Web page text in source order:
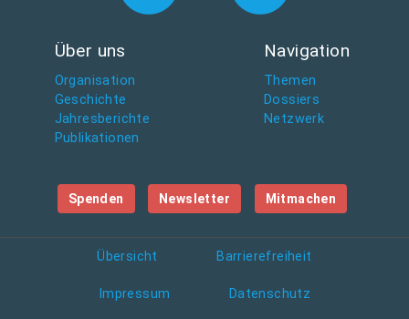
Über uns
Organisation
Geschichte
Jahresberichte
Publikationen
Navigation
Themen
Dossiers
Netzwerk
Spenden Newsletter Mitmachen
Übersicht Barrierefreiheit
Impressum Datenschutz